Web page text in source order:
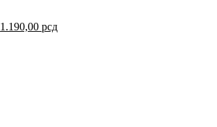
1.190,00 рсд